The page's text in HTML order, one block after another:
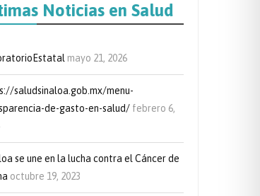
Noticias en Salud
mayo 21, 2026
saludsinaloa.gob.mx/menu-
de-gasto-en-salud/ febrero 6,
se une en la lucha contra el Cáncer de
octubre 19, 2023